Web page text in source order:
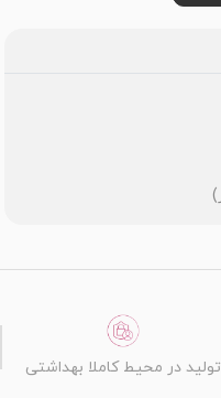
تولید در محیط کاملا بهداشتی